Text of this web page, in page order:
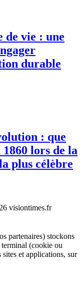
de vie : une
durable
: que
1860 lors de la
plus célèbre
visiontimes.fr
partenaires) stockons
(cookie ou
et applications, sur